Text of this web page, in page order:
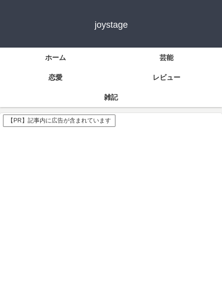
joystage
ホーム 芸能
恋愛 レビュー
雑記
【PR】記事内に広告が含まれています